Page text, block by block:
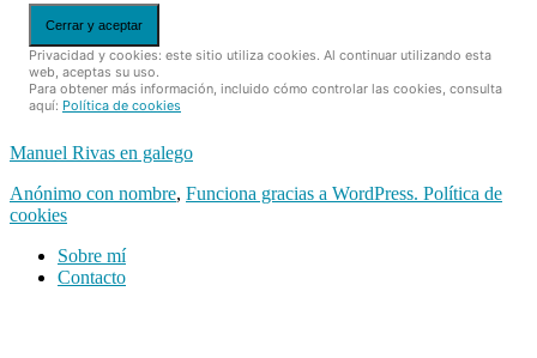
Privacidad y cookies: este sitio utiliza cookies. Al continuar utilizando esta
web, aceptas su uso.
Para obtener más información, incluido cómo controlar las cookies, consulta
aquí: Política de cookies
Manuel Rivas en galego
Anónimo con nombre, Funciona gracias a WordPress. Política de
cookies
Sobre mí
Contacto